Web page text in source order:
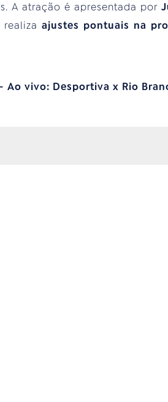
A atração é apresentada por
ajustes pontuais na
vivo: Desportiva x Rio